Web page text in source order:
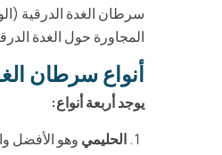
سرطان الغدة الدرقية
المجاورة حول الغدة
أنواع سرطان
يوجد أربعة أنواع:
الحليمي وهو الأفضل